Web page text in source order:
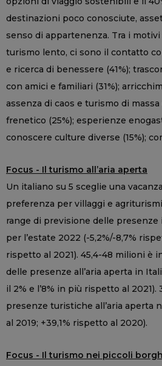
destinazioni poco conosciute,
senso di appartenenza. Tra i
turismo lento, ci sono il contatto
e ricerca di benessere (41%);
con amici e familiari (31%);
assenza di caos e turismo di
frenetico (25%); esperienze
conoscere culture diverse (15%);
Focus - Il turismo all’aria aperta
Un italiano su 5 sceglie una
preferenza per villaggi e
range di previsione delle presenze
per l’estate 2022 (-5,2%/-8,7%
rispetto al 2021). 45,4-48 milioni è
delle presenze all’aria aperta in
il 2% e l’8% in più rispetto al
presenze turistiche all’aria aperta
al 2019; +39,1% rispetto al 2020).
Focus - Il turismo nei piccoli